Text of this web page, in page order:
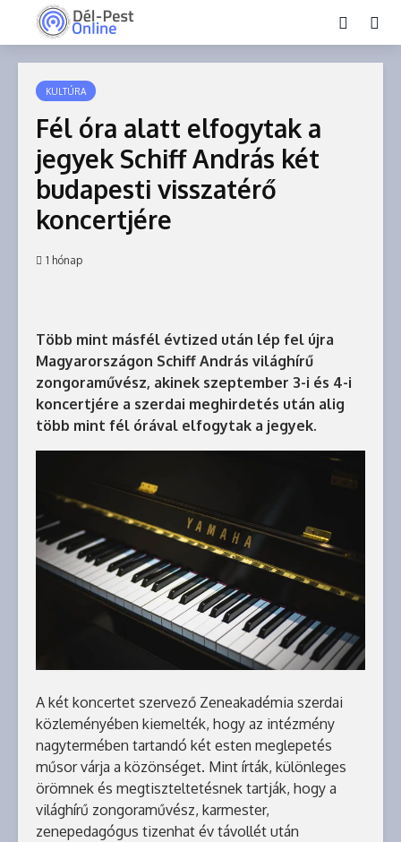
KULTÚRA
Fél óra alatt elfogytak a
jegyek Schiff András két
budapesti visszatérő
koncertjére
1 hónap
Több mint másfél évtized után lép fel újra
Magyarországon Schiff András világhírű
zongoraművész, akinek szeptember 3-i és 4-i
koncertjére a szerdai meghirdetés után alig
több mint fél órával elfogytak a jegyek.
A két koncertet szervező Zeneakadémia szerdai
közleményében kiemelték, hogy az intézmény
nagytermében tartandó két esten meglepetés
műsor várja a közönséget. Mint írták, különleges
örömnek és megtiszteltetésnek tartják, hogy a
világhírű zongoraművész, karmester,
zenepedagógus tizenhat év távollét után